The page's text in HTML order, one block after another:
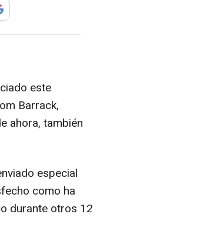
este
Barrack,
ahora, también
especial
como ha
durante otros 12